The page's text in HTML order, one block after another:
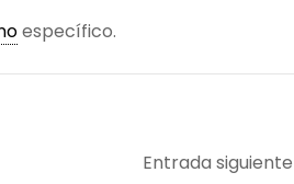
específico.
Entrada siguiente